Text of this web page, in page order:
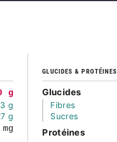
g
3 g
g
GLUCIDES & PROTÉINES
Glucides
Fibres
Sucres
Protéines